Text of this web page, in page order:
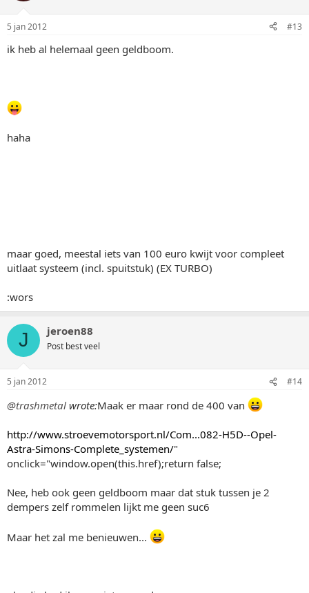
5 jan 2012 #13
ik heb al helemaal geen geldboom.
haha
maar goed, meestal iets van 100 euro kwijt voor compleet
uitlaat systeem (incl. spuitstuk) (EX TURBO)
:wors
J jeroen88
Post best veel
5 jan 2012 #14
@trashmetal wrote:Maak er maar rond de 400 van
http://www.stroevemotorsport.nl/Com...082-H5D--Opel-
Astra-Simons-Complete_systemen/"
onclick="window.open(this.href);return false;
Nee, heb ook geen geldboom maar dat stuk tussen je 2
dempers zelf rommelen lijkt me geen suc6
Maar het zal me benieuwen...